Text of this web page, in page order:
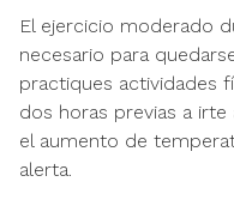
El ejercicio moderado
necesario para
practiques actividades
dos horas previas a irte
el aumento de
alerta.